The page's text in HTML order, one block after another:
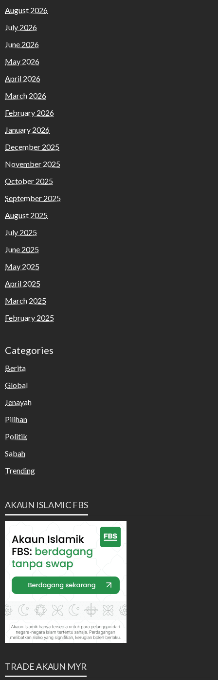
August 2026
July 2026
June 2026
May 2026
April 2026
March 2026
February 2026
January 2026
December 2025
November 2025
October 2025
September 2025
August 2025
July 2025
June 2025
May 2025
April 2025
March 2025
February 2025
Categories
Berita
Global
Jenayah
Pilihan
Politik
Sabah
Trending
AKAUN ISLAMIC FBS
TRADE AKAUN MYR